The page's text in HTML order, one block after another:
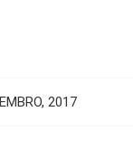
2017